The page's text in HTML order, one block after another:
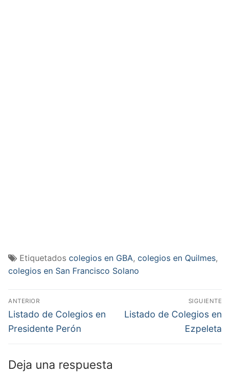
Etiquetados colegios en GBA, colegios en Quilmes,
colegios en San Francisco Solano
Navegación
de
entradas
ANTERIOR
Entrada
anterior:
Listado de Colegios en
Presidente Perón
SIGUIENTE
Entrada
Listado de Colegios en
Ezpeleta
Deja una respuesta